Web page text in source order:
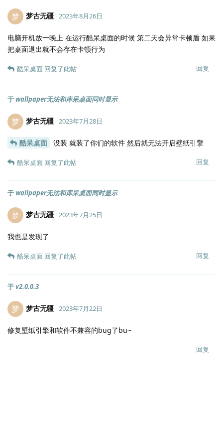
梦 梦古无疆 2023年8月26日
电脑开机放一晚上 在运行酷呆桌面的时候 第二天会异常卡顿盾 如果
把桌面退出就不会存在卡顿行为
回复
酷呆桌面 回复了此帖
于wallpaper无法和库呆桌面同时显示
梦 梦古无疆 2023年7月28日
酷呆桌面 没装 就装了你们的软件 然后就无法开启壁纸引擎
回复
酷呆桌面 回复了此帖
于wallpaper无法和库呆桌面同时显示
梦 梦古无疆 2023年7月25日
我也是发现了
回复
酷呆桌面 回复了此帖
于v2.0.0.3
梦 梦古无疆 2023年7月22日
修复壁纸引擎和软件不兼容的bug了bu~
回复